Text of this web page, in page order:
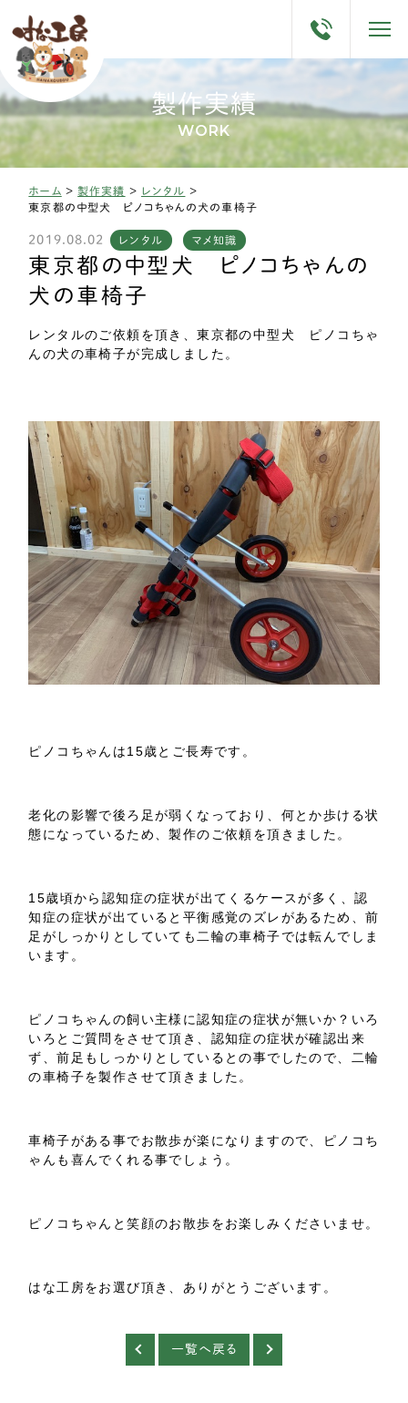
製作実績
WORK
ホーム >製作実績 > レンタル >
東京都の中型犬 ピノコちゃんの犬の車椅子
2019.08.02 レンタル マメ知識
東京都の中型犬 ピノコちゃんの
犬の車椅子
レンタルのご依頼を頂き、東京都の中型犬 ピノコちゃ
んの犬の車椅子が完成しました。
ピノコちゃんは15歳とご長寿です。
老化の影響で後ろ足が弱くなっており、何とか歩ける状
態になっているため、製作のご依頼を頂きました。
15歳頃から認知症の症状が出てくるケースが多く、認
知症の症状が出ていると平衡感覚のズレがあるため、前
足がしっかりとしていても二輪の車椅子では転んでしま
います。
ピノコちゃんの飼い主様に認知症の症状が無いか？いろ
いろとご質問をさせて頂き、認知症の症状が確認出来
ず、前足もしっかりとしているとの事でしたので、二輪
の車椅子を製作させて頂きました。
車椅子がある事でお散歩が楽になりますので、ピノコち
ゃんも喜んでくれる事でしょう。
ピノコちゃんと笑顔のお散歩をお楽しみくださいませ。
はな工房をお選び頂き、ありがとうございます。
一覧へ戻る